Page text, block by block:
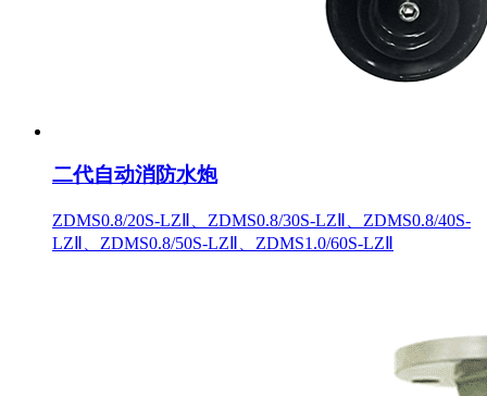
二代自动消防水炮
ZDMS0.8/20S-LZⅡ、ZDMS0.8/30S-LZⅡ、ZDMS0.8/40S-
LZⅡ、ZDMS0.8/50S-LZⅡ、ZDMS1.0/60S-LZⅡ